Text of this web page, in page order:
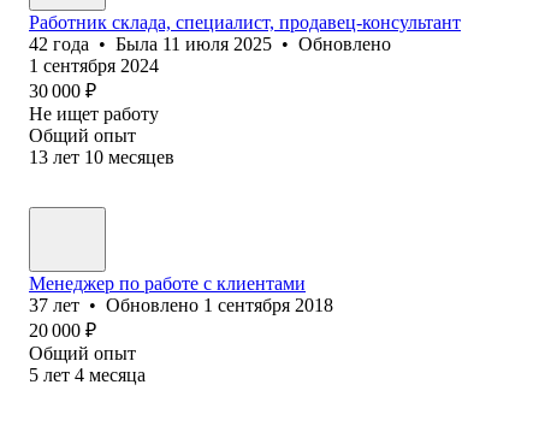
Работник склада, специалист, продавец-консультант
42 года • Была 11 июля 2025 • Обновлено
1 сентября 2024
30 000 ₽
Не ищет работу
Общий опыт
13 лет 10 месяцев
Менеджер по работе с клиентами
37 лет • Обновлено 1 сентября 2018
20 000 ₽
Общий опыт
5 лет 4 месяца